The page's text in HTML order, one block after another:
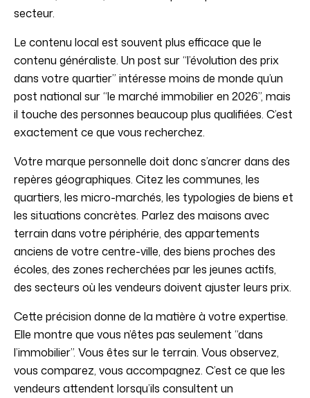
secteur.
Le contenu local est souvent plus efficace que le
contenu généraliste. Un post sur “l’évolution des prix
dans votre quartier” intéresse moins de monde qu’un
post national sur “le marché immobilier en 2026”, mais
il touche des personnes beaucoup plus qualifiées. C’est
exactement ce que vous recherchez.
Votre marque personnelle doit donc s’ancrer dans des
repères géographiques. Citez les communes, les
quartiers, les micro-marchés, les typologies de biens et
les situations concrètes. Parlez des maisons avec
terrain dans votre périphérie, des appartements
anciens de votre centre-ville, des biens proches des
écoles, des zones recherchées par les jeunes actifs,
des secteurs où les vendeurs doivent ajuster leurs prix.
Cette précision donne de la matière à votre expertise.
Elle montre que vous n’êtes pas seulement “dans
l’immobilier”. Vous êtes sur le terrain. Vous observez,
vous comparez, vous accompagnez. C’est ce que les
vendeurs attendent lorsqu’ils consultent un